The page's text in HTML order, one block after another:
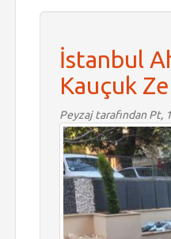
İstanbul
Kauçuk
Peyzajtarafından Pt,